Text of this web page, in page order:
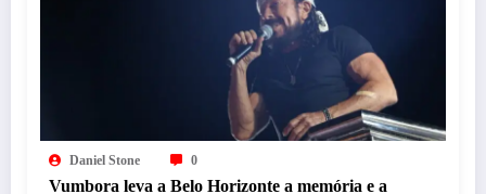
Daniel Stone 0
Vumbora leva a Belo Horizonte a memória e a